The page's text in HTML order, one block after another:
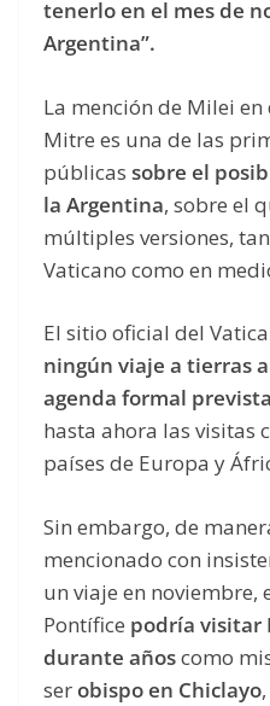
tenerlo en el mes de
Argentina”.
La mención de Milei
Mitre es una de las
públicas sobre el
la Argentina, sobre el
múltiples versiones,
Vaticano como en
El sitio oficial del
ningún viaje a tierras
agenda formal
hasta ahora las visitas
países de Europa y
Sin embargo, de
mencionado con
un viaje en noviembre,
Pontífice podría visitar
durante añoscomo
ser obispo en Chiclayo